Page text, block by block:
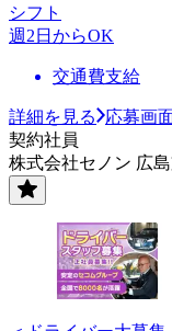
シフト
週2日からOK
交通費支給
詳細を見る
応募画
契約社員
株式会社セノン 広